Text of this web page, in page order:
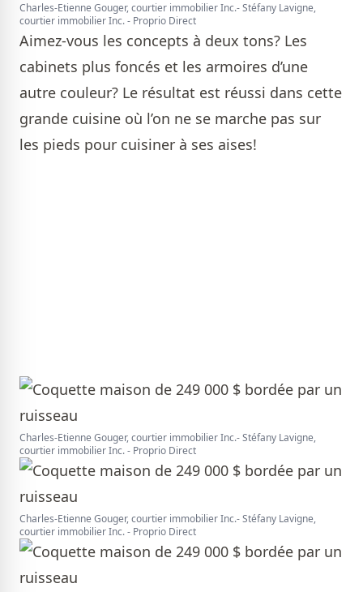
Charles-Etienne Gouger, courtier immobilier Inc.- Stéfany Lavigne,
courtier immobilier Inc. - Proprio Direct
Aimez-vous les concepts à deux tons? Les
cabinets plus foncés et les armoires d’une
autre couleur? Le résultat est réussi dans cette
grande cuisine où l’on ne se marche pas sur
les pieds pour cuisiner à ses aises!
Charles-Etienne Gouger, courtier immobilier Inc.- Stéfany Lavigne,
courtier immobilier Inc. - Proprio Direct
Charles-Etienne Gouger, courtier immobilier Inc.- Stéfany Lavigne,
courtier immobilier Inc. - Proprio Direct